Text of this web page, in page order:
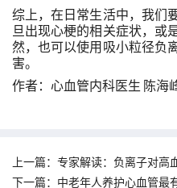
综上，在日常生活中，我们
旦出现心梗的相关症状，或
然，也可以使用吸小粒径负
害。
作者：心血管内科医生 陈海
上一篇： 专家解读：负离子对高
下一篇：